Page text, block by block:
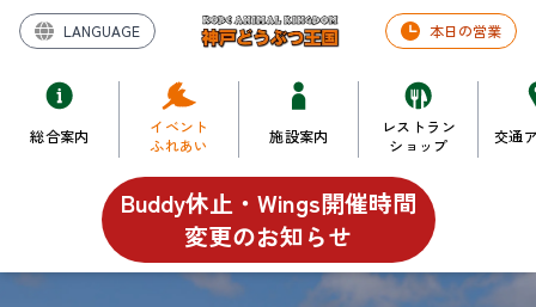
LANGUAGE 本日の営業
総合案内
イベント
ふれあい
施設案内
レストラン
ショップ
交通
Buddy休止・Wings開催時間
変更のお知らせ